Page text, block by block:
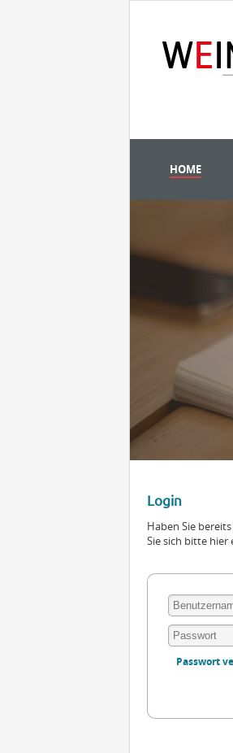
HOME
Login
Haben Sie
Sie sich bitte hier
Passwort